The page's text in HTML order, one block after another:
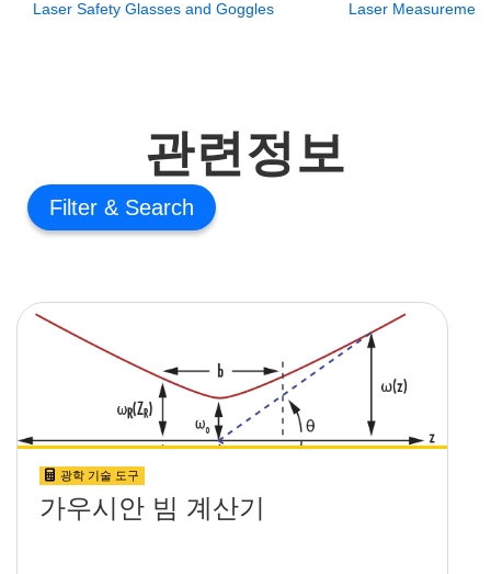
Laser Safety Glasses and Goggles Laser
관련정보
Filter
광학 기술 도구
가우시안 빔 계산기